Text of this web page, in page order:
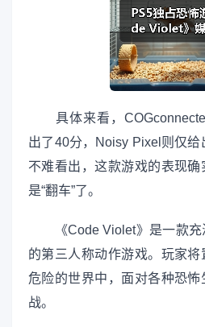
具体来看，
出了40分，Noisy Pixel则仅
不难看出，这款游戏的表现
是“翻车”了。
《Code Violet》是一款充
的第三人称动作游戏。玩家
危险的世界中，面对各种恐
战。